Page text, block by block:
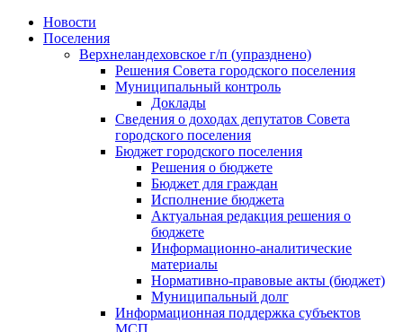
Skip
Новости
Поселения
Верхнеландеховское г/п (упразднено)
Решения Совета городского поселения
Муниципальный контроль
Доклады
Сведения о доходах депутатов Совета
городского поселения
Бюджет городского поселения
Решения о бюджете
Бюджет для граждан
Исполнение бюджета
Актуальная редакция решения о
бюджете
Информационно-аналитические
материалы
Нормативно-правовые акты (бюджет)
Муниципальный долг
Информационная поддержка субъектов
МСП